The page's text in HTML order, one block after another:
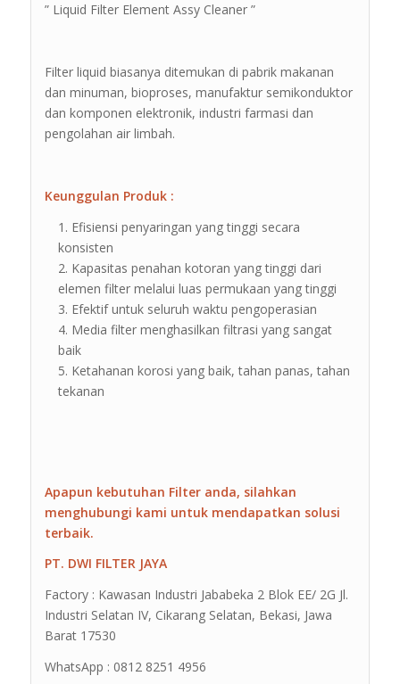
” Liquid Filter Element Assy Cleaner ”
Filter liquid biasanya ditemukan di pabrik makanan
dan minuman, bioproses, manufaktur semikonduktor
dan komponen elektronik, industri farmasi dan
pengolahan air limbah.
Keunggulan Produk :
Efisiensi penyaringan yang tinggi secara
konsisten
Kapasitas penahan kotoran yang tinggi dari
elemen filter melalui luas permukaan yang tinggi
Efektif untuk seluruh waktu pengoperasian
Media filter menghasilkan filtrasi yang sangat
baik
Ketahanan korosi yang baik, tahan panas, tahan
tekanan
Apapun kebutuhan Filter anda, silahkan
menghubungi kami untuk mendapatkan solusi
terbaik.
PT. DWI FILTER JAYA
Factory : Kawasan Industri Jababeka 2 Blok EE/ 2G Jl.
Industri Selatan IV, Cikarang Selatan, Bekasi, Jawa
Barat 17530
WhatsApp : 0812 8251 4956